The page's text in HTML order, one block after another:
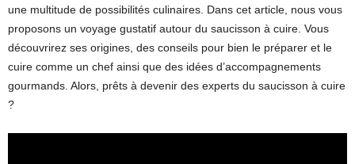
une multitude de possibilités culinaires. Dans cet article, nous vous
proposons un voyage gustatif autour du saucisson à cuire. Vous
découvrirez ses origines, des conseils pour bien le préparer et le
cuire comme un chef ainsi que des idées d’accompagnements
gourmands. Alors, prêts à devenir des experts du saucisson à cuire
?